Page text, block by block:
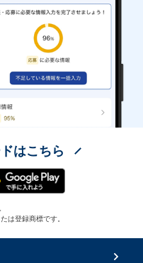
はこちら
は登録商標です。